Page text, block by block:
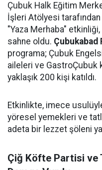
Çubuk Halk Eğitim
İşleri Atölyesi
"Yaza Merhaba"
sahne oldu. Çubukabad
programa; Çubuk
aileleri ve GastroÇubuk
yaklaşık 200 kişi katıldı.
Etkinlikte, imece
yöresel yemekleri ve
adeta bir lezzet şöleni
Çiğ Köfte Partisi ve